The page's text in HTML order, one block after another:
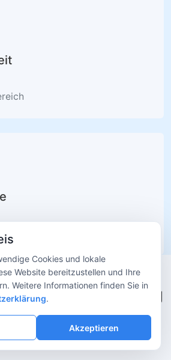
Kühlung
Cookies und lokale
Website bereitzustellen und Ihre
Weitere Informationen finden Sie in
.
Akzeptieren